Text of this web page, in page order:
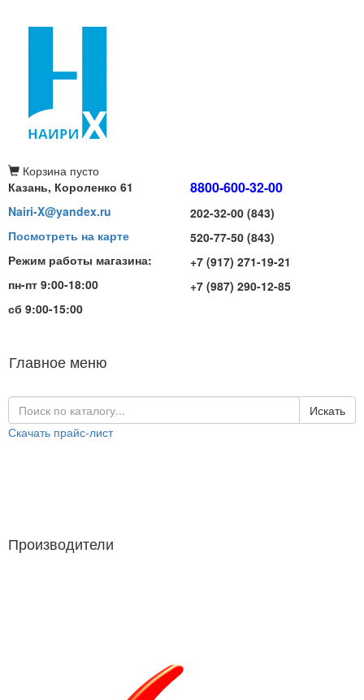
Корзина пусто
Казань, Короленко 61
Nairi-X@yandex.ru
Посмотреть на карте
Режим работы магазина:
пн-пт 9:00-18:00
сб 9:00-15:00
8800-600-32-00
202-32-00 (843)
520-77-50 (843)
+7 (917) 271-19-21
+7 (987) 290-12-85
Главное меню
Искать
Скачать прайс-лист
Производители